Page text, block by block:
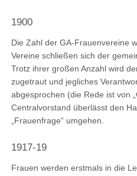
1900
Die Zahl der GA-Frauenvereine
Vereine schließen sich der
Trotz ihrer großen Anzahl wird
zugetraut und jegliches
abgesprochen (die Rede ist von
Centralvorstand überlässt den
„Frauenfrage“ umgehen.
1917-19
Frauen werden erstmals in die